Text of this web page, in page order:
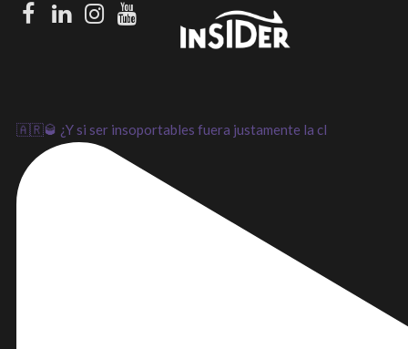
Facebook
LinkedIn
Instagram
Youtube
🇦🇷🥃 ¿Y si ser insoportables fuera justamente la cl